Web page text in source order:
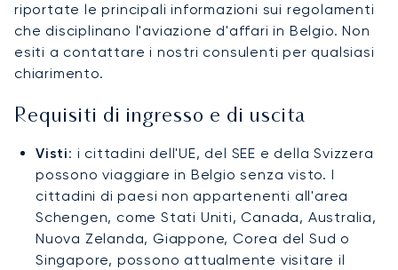
riportate le principali informazioni sui regolamenti
che disciplinano l'aviazione d'affari in Belgio. Non
esiti a contattare i nostri consulenti per qualsiasi
chiarimento.
Requisiti di ingresso e di uscita
Visti: i cittadini dell'UE, del SEE e della Svizzera
possono viaggiare in Belgio senza visto. I
cittadini di paesi non appartenenti all'area
Schengen, come Stati Uniti, Canada, Australia,
Nuova Zelanda, Giappone, Corea del Sud o
Singapore, possono attualmente visitare il